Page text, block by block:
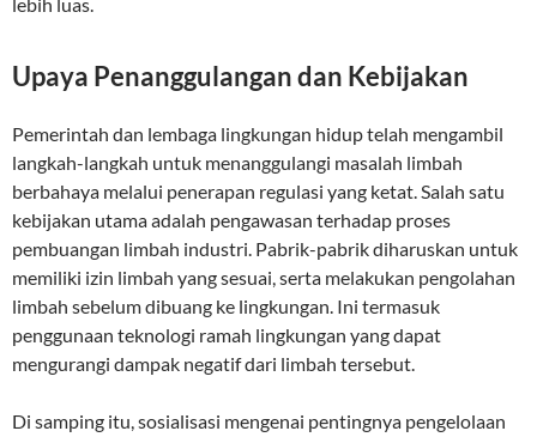
Upaya Penanggulangan dan Kebijakan
Pemerintah dan lembaga lingkungan hidup telah mengambil
langkah-langkah untuk menanggulangi masalah limbah
berbahaya melalui penerapan regulasi yang ketat. Salah satu
kebijakan utama adalah pengawasan terhadap proses
pembuangan limbah industri. Pabrik-pabrik diharuskan untuk
memiliki izin limbah yang sesuai, serta melakukan pengolahan
limbah sebelum dibuang ke lingkungan. Ini termasuk
penggunaan teknologi ramah lingkungan yang dapat
mengurangi dampak negatif dari limbah tersebut.
Di samping itu, sosialisasi mengenai pentingnya pengelolaan